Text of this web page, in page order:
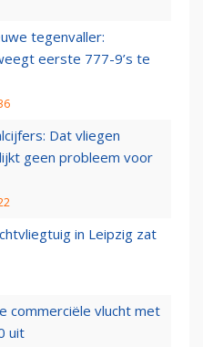
tegenvaller:
eerste 777-9’s te
Dat vliegen
geen probleem voor
in Leipzig zat
commerciële vlucht met
uit